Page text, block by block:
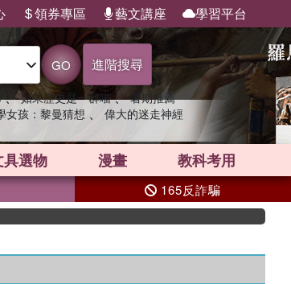
領券專區 藝文講座 學習平台
GO 進階搜尋
、 如果歷史是一群喵 、 暑期推薦
女孩：黎曼猜想 、 偉大的迷走神經
具選物 漫畫 教科考用
165反詐騙